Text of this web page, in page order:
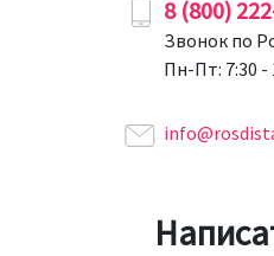
8 (800)
Звонок по
Пн-Пт: 7:30 -